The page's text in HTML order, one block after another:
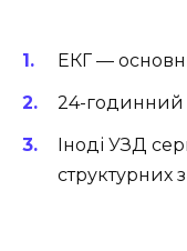
ЕКГ —
24-годинний
Іноді УЗД
структурних